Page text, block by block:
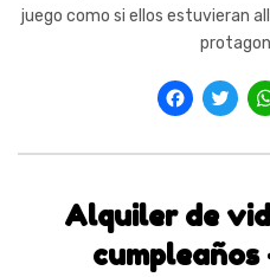
juego como si ellos estuvieran
Alquiler de